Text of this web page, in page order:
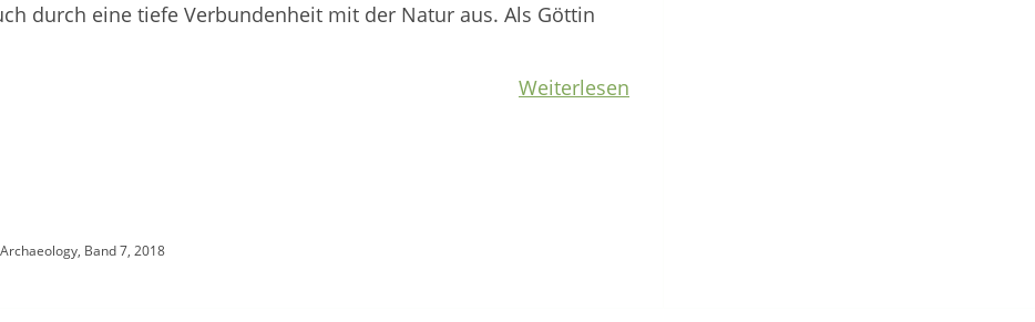
durch eine tiefe Verbundenheit mit der Natur aus. Als Göttin
Weiterlesen
Band 7, 2018